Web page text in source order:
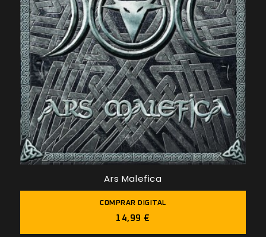
Ars Malefica
COMPRAR DIGITAL
14,99 €